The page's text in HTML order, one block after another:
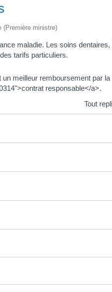
(Première ministre)
maladie. Les soins
tarifs particuliers.
meilleur remboursement par
responsable</a>.
Tout